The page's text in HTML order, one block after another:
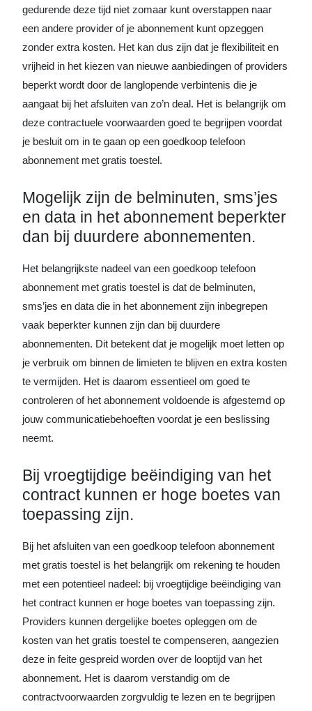
gedurende deze tijd niet zomaar kunt overstappen naar
een andere provider of je abonnement kunt opzeggen
zonder extra kosten. Het kan dus zijn dat je flexibiliteit en
vrijheid in het kiezen van nieuwe aanbiedingen of providers
beperkt wordt door de langlopende verbintenis die je
aangaat bij het afsluiten van zo’n deal. Het is belangrijk om
deze contractuele voorwaarden goed te begrijpen voordat
je besluit om in te gaan op een goedkoop telefoon
abonnement met gratis toestel.
Mogelijk zijn de belminuten, sms’jes
en data in het abonnement beperkter
dan bij duurdere abonnementen.
Het belangrijkste nadeel van een goedkoop telefoon
abonnement met gratis toestel is dat de belminuten,
sms’jes en data die in het abonnement zijn inbegrepen
vaak beperkter kunnen zijn dan bij duurdere
abonnementen. Dit betekent dat je mogelijk moet letten op
je verbruik om binnen de limieten te blijven en extra kosten
te vermijden. Het is daarom essentieel om goed te
controleren of het abonnement voldoende is afgestemd op
jouw communicatiebehoeften voordat je een beslissing
neemt.
Bij vroegtijdige beëindiging van het
contract kunnen er hoge boetes van
toepassing zijn.
Bij het afsluiten van een goedkoop telefoon abonnement
met gratis toestel is het belangrijk om rekening te houden
met een potentieel nadeel: bij vroegtijdige beëindiging van
het contract kunnen er hoge boetes van toepassing zijn.
Providers kunnen dergelijke boetes opleggen om de
kosten van het gratis toestel te compenseren, aangezien
deze in feite gespreid worden over de looptijd van het
abonnement. Het is daarom verstandig om de
contractvoorwaarden zorgvuldig te lezen en te begrijpen